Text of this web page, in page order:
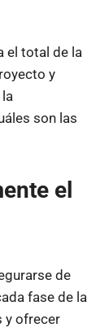
el total de la
y
son las
el
de
fase de la
y ofrecer